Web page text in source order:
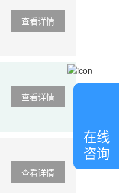
查看详情
查看详情
查看详情
客
服
在线
咨询